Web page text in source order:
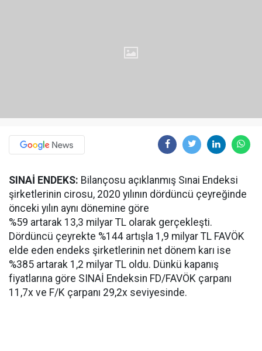
SINAİ ENDEKS: Bilançosu açıklanmış Sınai Endeksi
şirketlerinin cirosu, 2020 yılının dördüncü çeyreğinde
önceki yılın aynı dönemine göre
%59 artarak 13,3 milyar TL olarak gerçekleşti.
Dördüncü çeyrekte %144 artışla 1,9 milyar TL FAVÖK
elde eden endeks şirketlerinin net dönem karı ise
%385 artarak 1,2 milyar TL oldu. Dünkü kapanış
fiyatlarına göre SINAİ Endeksin FD/FAVÖK çarpanı
11,7x ve F/K çarpanı 29,2x seviyesinde.